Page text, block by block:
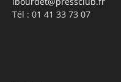
Tél : 01 41 33 73 07